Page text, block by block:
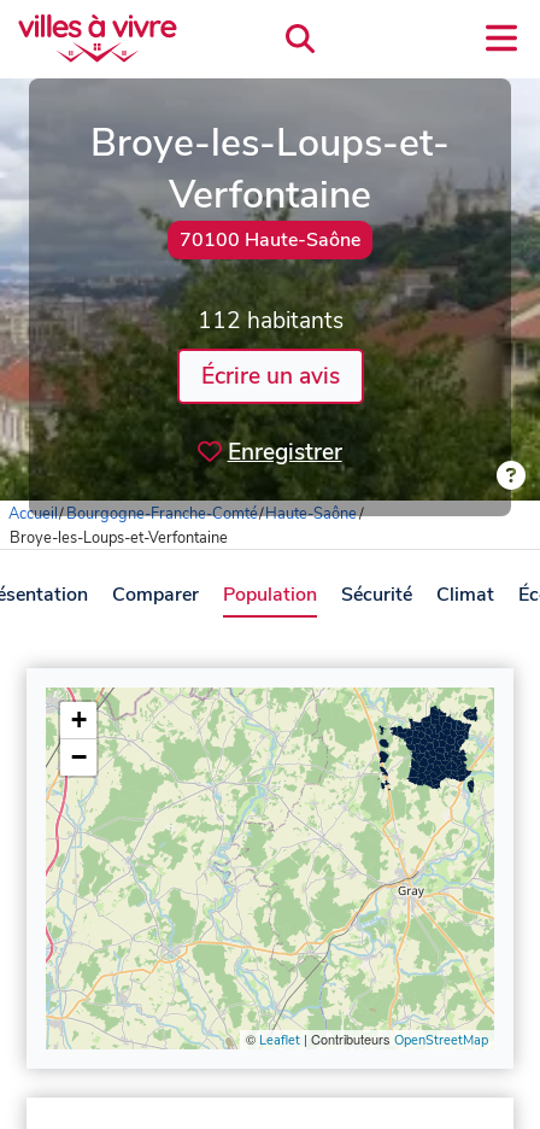
Broye-les-Loups-et-
Verfontaine
70100 Haute-Saône
112 habitants
Écrire un avis
Enregistrer
Accueil/Bourgogne-Franche-Comté/Haute-Saône/
Broye-les-Loups-et-Verfontaine
Comparer Population Sécurité Climat
+
−
© Leaflet| Contributeurs OpenStreetMap